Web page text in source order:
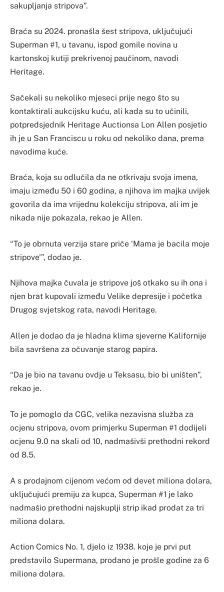
sakupljanja stripova”.
Braća su 2024. pronašla šest stripova, uključujući
Superman #1, u tavanu, ispod gomile novina u
kartonskoj kutiji prekrivenoj paučinom, navodi
Heritage.
Sačekali su nekoliko mjeseci prije nego što su
kontaktirali aukcijsku kuću, ali kada su to učinili,
potpredsjednik Heritage Auctionsa Lon Allen posjetio
ih je u San Franciscu u roku od nekoliko dana, prema
navodima kuće.
Braća, koja su odlučila da ne otkrivaju svoja imena,
imaju između 50 i 60 godina, a njihova im majka uvijek
govorila da ima vrijednu kolekciju stripova, ali im je
nikada nije pokazala, rekao je Allen.
“To je obrnuta verzija stare priče ‘Mama je bacila moje
stripove'”, dodao je.
Njihova majka čuvala je stripove još otkako su ih ona i
njen brat kupovali između Velike depresije i početka
Drugog svjetskog rata, navodi Heritage.
Allen je dodao da je hladna klima sjeverne Kalifornije
bila savršena za očuvanje starog papira.
“Da je bio na tavanu ovdje u Teksasu, bio bi uništen”,
rekao je.
To je pomoglo da CGC, velika nezavisna služba za
ocjenu stripova, ovom primjerku Superman #1 dodijeli
ocjenu 9.0 na skali od 10, nadmašivši prethodni rekord
od 8.5.
A s prodajnom cijenom većom od devet miliona dolara,
uključujući premiju za kupca, Superman #1 je lako
nadmašio prethodni najskuplji strip ikad prodat za tri
miliona dolara.
Action Comics No. 1, djelo iz 1938. koje je prvi put
predstavilo Supermana, prodano je prošle godine za 6
miliona dolara.